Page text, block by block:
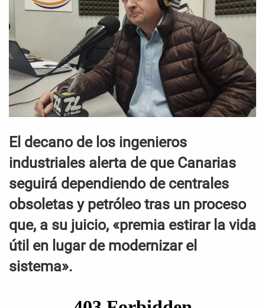
El decano de los ingenieros
industriales alerta de que Canarias
seguirá dependiendo de centrales
obsoletas y petróleo tras un proceso
que, a su juicio, «premia estirar la vida
útil en lugar de modernizar el
sistema».